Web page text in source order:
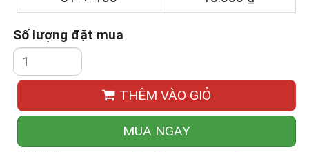
Số lượng đặt mua
THÊM VÀO GIỎ
MUA NGAY